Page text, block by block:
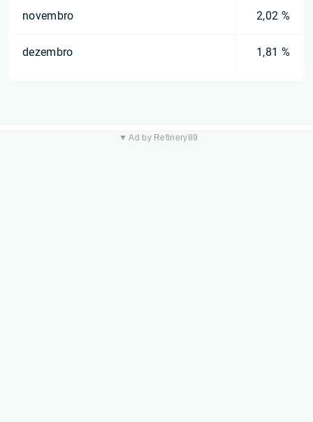
novembro 2,02 %
dezembro 1,81 %
▼ Ad by Refinery89